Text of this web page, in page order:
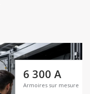
6 300 A
Armoires sur mesure